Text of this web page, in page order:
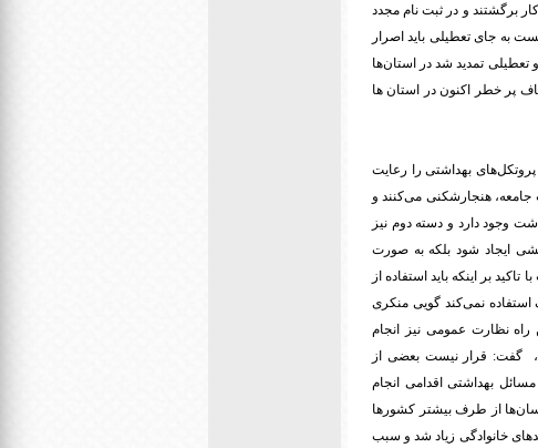
برگشتند و در ثبت نام مجدد
مناسب نیست به جای تعطیلی باید اصرار
تعطیلی تمدید شد در استان‌ها
پر خطر اکنون در استان ها
پروتکل‌های بهداشتی را رعایت
جامعه، هنجارشکنی می‌کنند و
وجود دارد و دسته دوم نیز
ایجاد شود بلکه به صورت
بر اینکه باید استفاده از
نمی‌کند گویی منکری
راه نظارت عمومی نیز انجام
گفت: قرار نیست بعضی از
بهداشتی اقدامی انجام
از طرف بیشتر کشورها
خانوادگی زیاد شد و سبب